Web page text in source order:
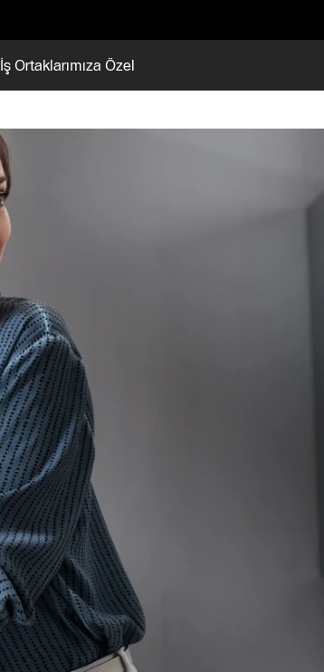
İş Ortaklarımıza Özel